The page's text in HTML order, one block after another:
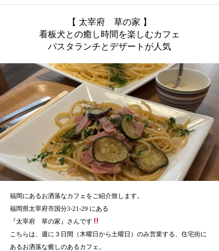
【 太宰府 草の家 】
看板犬との癒し時間を楽しむカフェ
パスタランチとデザートが人気
福岡にあるお洒落なカフェをご紹介致します。
福岡県太宰府市国分3-21-29 にある
『太宰府 草の家』さんです
こちらは、週に３日間（木曜日から土曜日）のみ営業する、住宅街に
あるお洒落な癒しのあるカフェ。